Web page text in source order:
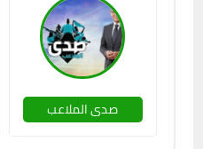
صدى الملاعب